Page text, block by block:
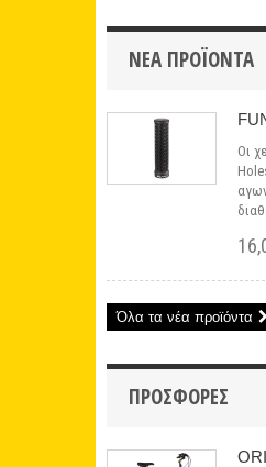
ΝΈΑ ΠΡΟΪΌΝΤΑ
Οι
Όλα τα νέα προϊόντα
ΠΡΟΣΦΟΡΈΣ